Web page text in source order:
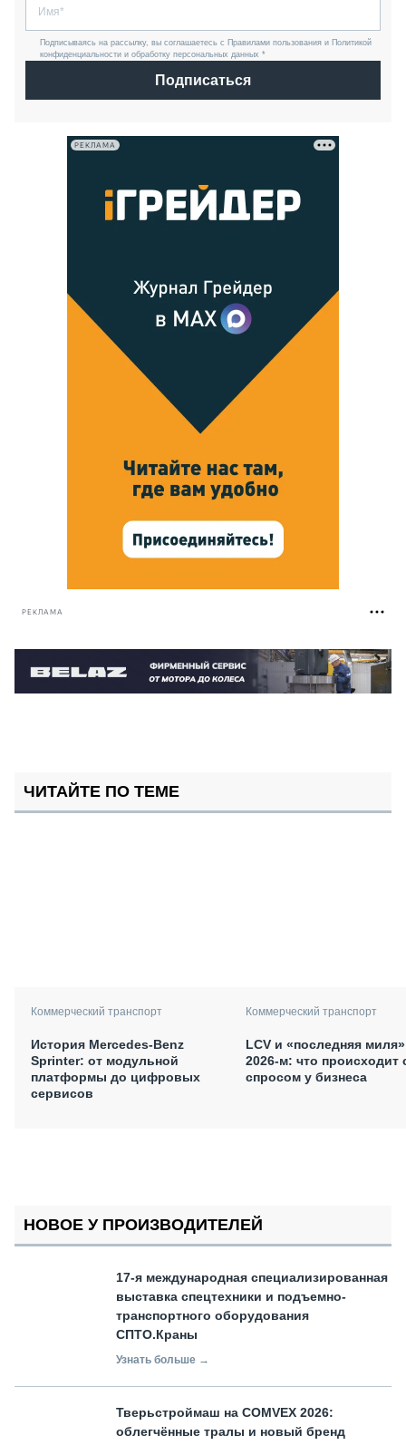
Подписываясь на рассылку, вы соглашаетесь с Правилами пользования и Политикой
конфиденциальности и обработку персональных данных *
Подписаться
РЕКЛАМА
РЕКЛАМА
ЧИТАЙТЕ ПО ТЕМЕ
Коммерческий транспорт
История Mercedes-Benz
Sprinter: от модульной
платформы до цифровых
сервисов
Коммерческий транспорт
LCV и «последняя
2026-м: что происходит
спросом у бизнеса
НОВОЕ У ПРОИЗВОДИТЕЛЕЙ
17-я международная специализированная
выставка спецтехники и подъемно-
транспортного оборудования
СПТО.Краны
Узнать больше →
Тверьстроймаш на COMVEX 2026:
облегчённые тралы и новый бренд